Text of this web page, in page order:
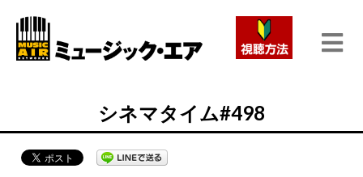
シネマタイム#498